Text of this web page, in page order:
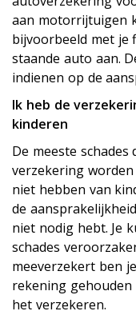
aan motorrijtuigen
bijvoorbeeld met je
staande auto aan.
indienen op de
Ik heb de
kinderen
De meeste
verzekering
niet hebben van
de
niet nodig hebt. Je
schades
meeverzekert ben
rekening gehouden
het verzekeren.